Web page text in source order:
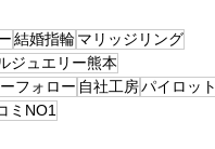
結婚指輪 マリッジリング
ジュエリー熊本
フォロー 自社工房パイロット
ミNO1